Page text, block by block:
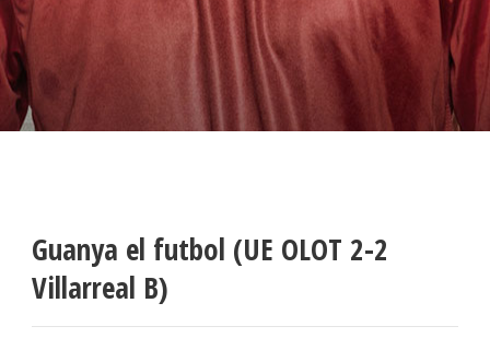
Guanya el futbol (UE OLOT 2-2
Villarreal B)